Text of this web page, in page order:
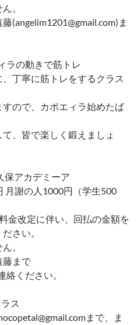
。
(angelim1201@gmail.com)ま
の動きで筋トレ
丁寧に筋トレをするクラス
ので、カポエィラ始めたば
、皆で楽しく鍛えましょ
保アカデミーア
月謝の人1000円（学生500
金改定に伴い、回払の金額を
さい。
。
藤まで
絡ください。
ス
まで、ま